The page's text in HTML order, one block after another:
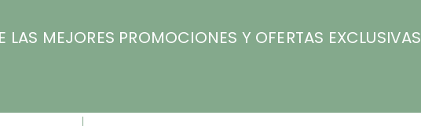
LAS MEJORES PROMOCIONES Y OFERTAS EXCLUSIVAS